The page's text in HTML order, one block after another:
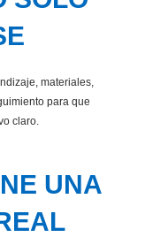
materiales,
para que
claro.
UNA